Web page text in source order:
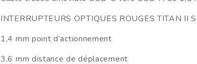
INTERRUPTEURS OPTIQUES ROUGES TITAN II
1,4 mm point d’actionnement
3,6 mm distance de déplacement